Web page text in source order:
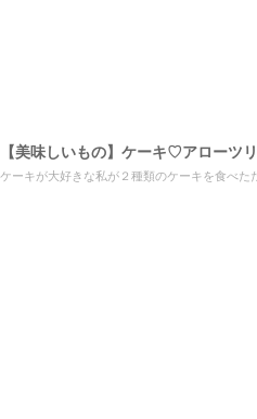
【美味しいもの】ケーキ♡アローツ
ケーキが大好きな私が２種類のケーキを食べた